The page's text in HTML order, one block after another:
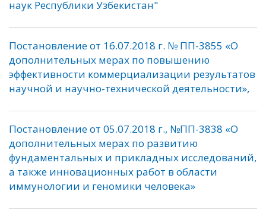
наук Республики Узбекистан"
Постановление от 16.07.2018 г. № ПП-3855 «О
дополнительных мерах по повышению
эффективности коммерциализации результатов
научной и научно-технической деятельности»,
Постановление от 05.07.2018 г., №ПП-3838 «О
дополнительных мерах по развитию
фундаментальных и прикладных исследований,
а также инновационных работ в области
иммунологии и геномики человека»